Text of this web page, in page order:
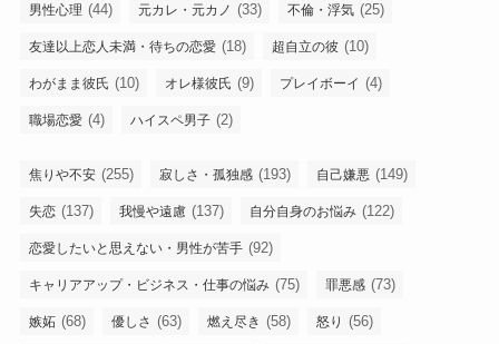
男性心理 (44) 元カレ・元カノ (33) 不倫・浮気 (25)
友達以上恋人未満・待ちの恋愛 (18) 超自立の彼 (10)
わがまま彼氏 (10) オレ様彼氏 (9) プレイボーイ (4)
職場恋愛 (4) ハイスペ男子 (2)
焦りや不安 (255) 寂しさ・孤独感 (193) 自己嫌悪 (149)
失恋 (137) 我慢や遠慮 (137) 自分自身のお悩み (122)
恋愛したいと思えない・男性が苦手 (92)
キャリアアップ・ビジネス・仕事の悩み (75) 罪悪感 (73)
嫉妬 (68) 優しさ (63) 燃え尽き (58) 怒り (56)